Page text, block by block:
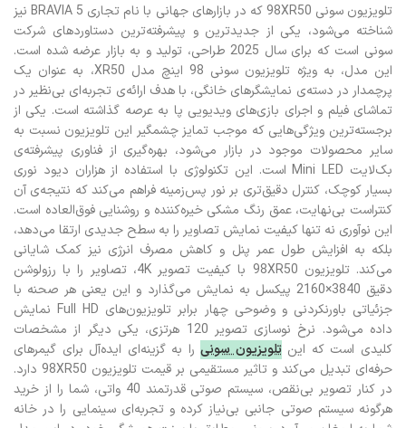
تلویزیون سونی 98XR50 که در بازارهای جهانی با نام تجاری BRAVIA 5 نیز
شناخته می‌شود، یکی از جدیدترین و پیشرفته‌ترین دستاوردهای شرکت
سونی است که برای سال 2025 طراحی، تولید و به بازار عرضه شده است.
این مدل، به ویژه تلویزیون سونی 98 اینچ مدل XR50، به عنوان یک
پرچمدار در دسته‌ی نمایشگرهای خانگی، با هدف ارائه‌ی تجربه‌ای بی‌نظیر در
تماشای فیلم و اجرای بازی‌های ویدیویی پا به عرصه گذاشته است. یکی از
برجسته‌ترین ویژگی‌هایی که موجب تمایز چشمگیر این تلویزیون نسبت به
سایر محصولات موجود در بازار می‌شود، بهره‌گیری از فناوری پیشرفته‌ی
بک‌لایت Mini LED است. این تکنولوژی با استفاده از هزاران دیود نوری
بسیار کوچک، کنترل دقیق‌تری بر نور پس‌زمینه فراهم می‌کند که نتیجه‌ی آن
کنتراست بی‌نهایت، عمق رنگ مشکی خیره‌کننده و روشنایی فوق‌العاده است.
این نوآوری نه تنها کیفیت نمایش تصاویر را به سطح جدیدی ارتقا می‌دهد،
بلکه به افزایش طول عمر پنل و کاهش مصرف انرژی نیز کمک شایانی
می‌کند. تلویزیون 98XR50 با کیفیت تصویر 4K، تصاویر را با رزولوشن
دقیق 3840×2160 پیکسل به نمایش می‌گذارد و این یعنی هر صحنه با
جزئیاتی باورنکردنی و وضوحی چهار برابر تلویزیون‌های Full HD نمایش
داده می‌شود. نرخ نوسازی تصویر 120 هرتزی، یکی دیگر از مشخصات
کلیدی است که اینتلویزیون سونیرا به گزینه‌ای ایده‌آل برای گیمرهای
حرفه‌ای تبدیل می‌کند و تاثیر مستقیمی بر قیمت تلویزیون 98XR50 دارد.
در کنار تصویر بی‌نقص، سیستم صوتی قدرتمند 40 واتی، شما را از خرید
هرگونه سیستم صوتی جانبی بی‌نیاز کرده و تجربه‌ای سینمایی را در خانه